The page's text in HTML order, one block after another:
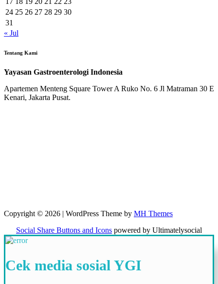
24 25 26 27 28 29 30
31
« Jul
Tentang Kami
Yayasan Gastroenterologi Indonesia
Apartemen Menteng Square Tower A Ruko No. 6 Jl Matraman 30 E
Kenari, Jakarta Pusat.
Copyright © 2026 | WordPress Theme by MH Themes
Social Share Buttons and Icons powered by Ultimatelysocial
Cek media sosial YGI